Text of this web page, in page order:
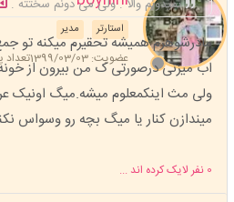
مدیر استارتر
عضویت: 1399/03/03 تعداد
نمیدونم والا . ولی می دونم سختته .
مادرشوهرم همیشه تحقیرم میکنه تو
اب میزنی درصورتی ک من بیرون از
ولی مث اینکمعلوم میشه.میگ اونیک
میندازن کنار یا میگ بچه رو وسواس
0 نفر لایک کرده اند ...